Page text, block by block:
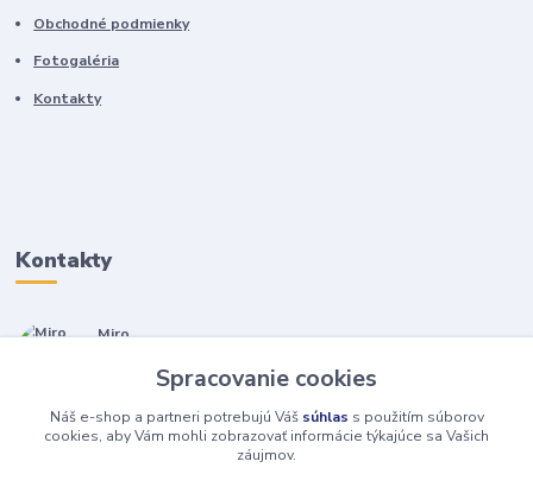
Obchodné podmienky
Fotogaléria
Kontakty
Kontakty
Miro
(Po-Pia, 7-17 hod.)
isopneumatiky@isopneumatiky.sk
Spracovanie cookies
Náš e-shop a partneri potrebujú Váš súhlas s použitím súborov
cookies, aby Vám mohli zobrazovať informácie týkajúce sa Vašich
záujmov.